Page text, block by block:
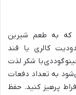
که به طعم شیرین
کالری یا قند
گوددی با شکر لذت
به تعداد دفعات
پرهیز کنید. حفظ